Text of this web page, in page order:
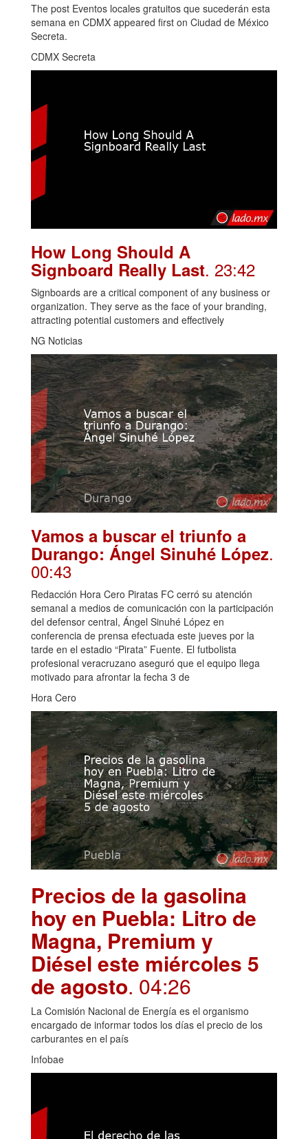
The post Eventos locales gratuitos que sucederán esta
semana en CDMX appeared first on Ciudad de México
Secreta.
CDMX Secreta
How Long Should A
Signboard Really Last. 23:42
Signboards are a critical component of any business or
organization. They serve as the face of your branding,
attracting potential customers and effectively
NG Noticias
Vamos a buscar el triunfo a
Durango: Ángel Sinuhé López.
00:43
Redacción Hora Cero Piratas FC cerró su atención
semanal a medios de comunicación con la participación
del defensor central, Ángel Sinuhé López en
conferencia de prensa efectuada este jueves por la
tarde en el estadio “Pirata” Fuente. El futbolista
profesional veracruzano aseguró que el equipo llega
motivado para afrontar la fecha 3 de
Hora Cero
Precios de la gasolina
hoy en Puebla: Litro de
Magna, Premium y
Diésel este miércoles 5
de agosto. 04:26
La Comisión Nacional de Energía es el organismo
encargado de informar todos los días el precio de los
carburantes en el país
Infobae